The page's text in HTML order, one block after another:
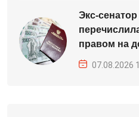
Экс-
правом на
07.08.2026